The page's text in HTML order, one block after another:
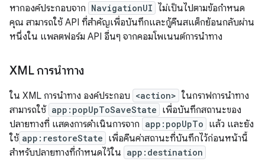
หากองค์ประกอบจาก NavigationUI ไม่เป็นไปตามข้อกำหนด
คุณ สามารถใช้ API ที่สำคัญเพื่อบันทึกและกู้คืนสแต็กย้อนกลับผ่าน
หนึ่งใน แพลตฟอร์ม API อื่นๆ จากคอมโพเนนต์การนำทาง
XML การนำทาง
ใน XML การนำทาง องค์ประกอบ <action> ในกราฟการนำทาง
สามารถใช้ app:popUpToSaveState เพื่อบันทึกสถานะของ
ปลายทางที่ แสดงการดำเนินการจาก app:popUpTo แล้ว และยัง
ใช้ app:restoreState เพื่อคืนค่าสถานะที่บันทึกไว้ก่อนหน้านี้
สำหรับปลายทางที่กำหนดไว้ใน app:destination